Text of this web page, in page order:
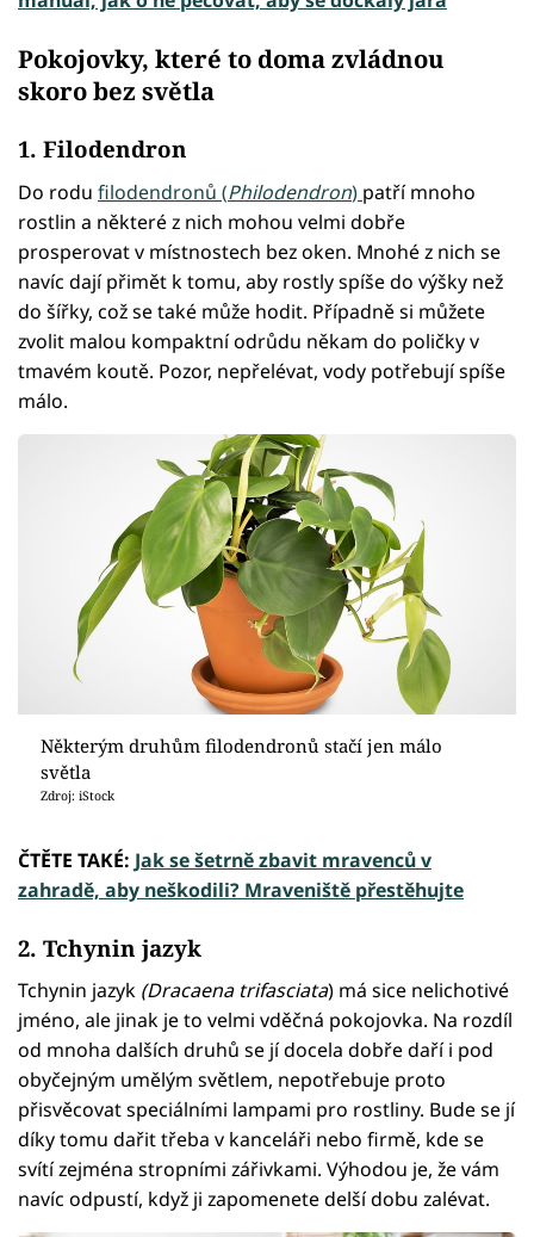
Pokojovky, které to doma zvládnou
skoro bez světla
1. Filodendron
Do rodu filodendronů (Philodendron) patří mnoho
rostlin a některé z nich mohou velmi dobře
prosperovat v místnostech bez oken. Mnohé z nich se
navíc dají přimět k tomu, aby rostly spíše do výšky než
do šířky, což se také může hodit. Případně si můžete
zvolit malou kompaktní odrůdu někam do poličky v
tmavém koutě. Pozor, nepřelévat, vody potřebují spíše
málo.
Některým druhům filodendronů stačí jen málo
světla
Zdroj: iStock
ČTĚTE TAKÉ: Jak se šetrně zbavit mravenců v
zahradě, aby neškodili? Mraveniště přestěhujte
2. Tchynin jazyk
Tchynin jazyk (Dracaena trifasciata) má sice nelichotivé
jméno, ale jinak je to velmi vděčná pokojovka. Na rozdíl
od mnoha dalších druhů se jí docela dobře daří i pod
obyčejným umělým světlem, nepotřebuje proto
přisvěcovat speciálními lampami pro rostliny. Bude se jí
díky tomu dařit třeba v kanceláři nebo firmě, kde se
svítí zejména stropními zářivkami. Výhodou je, že vám
navíc odpustí, když ji zapomenete delší dobu zalévat.